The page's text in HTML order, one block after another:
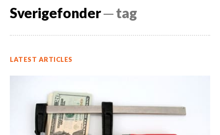
Sverigefonder─ tag
LATEST ARTICLES